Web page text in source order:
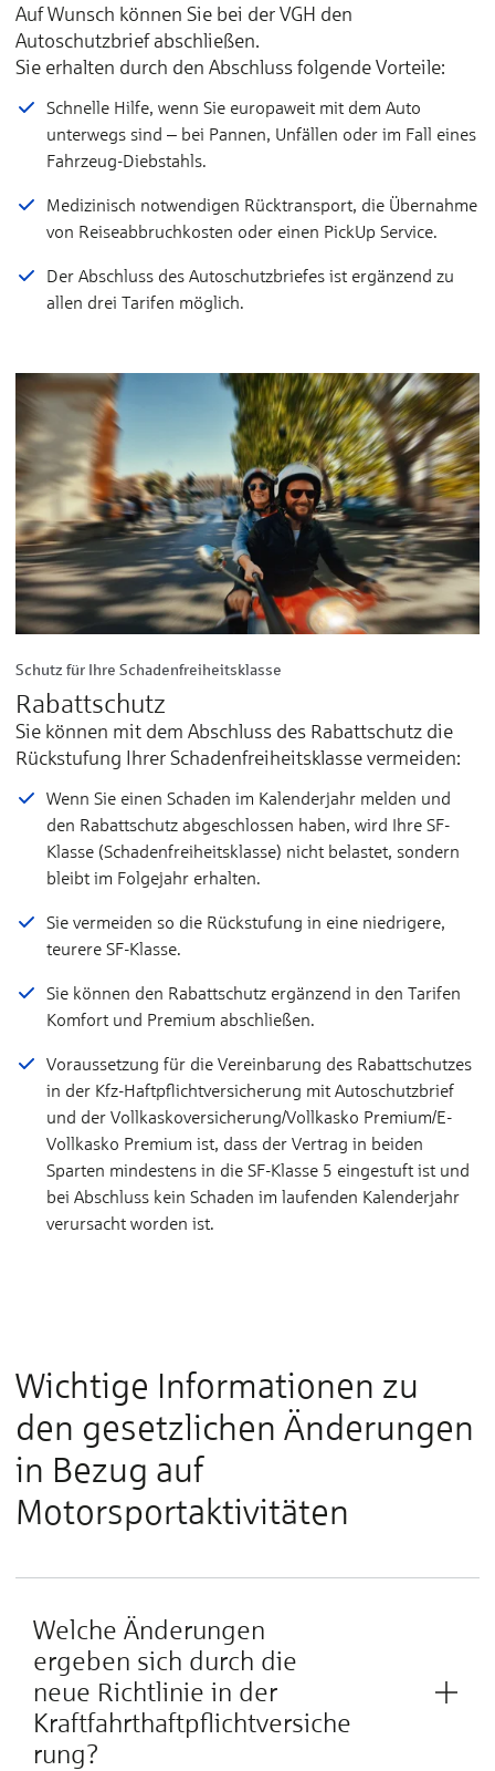
Auf Wunsch können Sie bei der VGH den
Autoschutzbrief abschließen.
Sie erhalten durch den Abschluss folgende Vorteile:
Schnelle Hilfe, wenn Sie europaweit mit dem Auto
unterwegs sind ‒ bei Pannen, Unfällen oder im Fall eines
Fahrzeug-Diebstahls.
Medizinisch notwendigen Rücktransport, die Übernahme
von Reiseabbruchkosten oder einen PickUp Service.
Der Abschluss des Autoschutzbriefes ist ergänzend zu
allen drei Tarifen möglich.
Schutz für Ihre Schadenfreiheitsklasse
Rabattschutz
Sie können mit dem Abschluss des Rabattschutz die
Rückstufung Ihrer Schadenfreiheitsklasse vermeiden:
Wenn Sie einen Schaden im Kalenderjahr melden und
den Rabattschutz abgeschlossen haben, wird Ihre SF-
Klasse (Schadenfreiheitsklasse) nicht belastet, sondern
bleibt im Folgejahr erhalten.
Sie vermeiden so die Rückstufung in eine niedrigere,
teurere SF-Klasse.
Sie können den Rabattschutz ergänzend in den Tarifen
Komfort und Premium abschließen.
Voraussetzung für die Vereinbarung des Rabattschutzes
in der Kfz-Haftpflichtversicherung mit Autoschutzbrief
und der Vollkaskoversicherung/Vollkasko Premium/E-
Vollkasko Premium ist, dass der Vertrag in beiden
Sparten mindestens in die SF-Klasse 5 eingestuft ist und
bei Abschluss kein Schaden im laufenden Kalenderjahr
verursacht worden ist.
Wichtige Informationen zu
den gesetzlichen Änderungen
in Bezug auf
Motorsportaktivitäten
Welche Änderungen
ergeben sich durch die
neue Richtlinie in der
Kraftfahrthaftpflichtversiche
rung?